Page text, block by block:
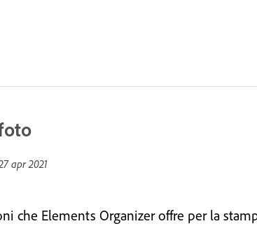
apr 2021
che Elements Organizer offre per la